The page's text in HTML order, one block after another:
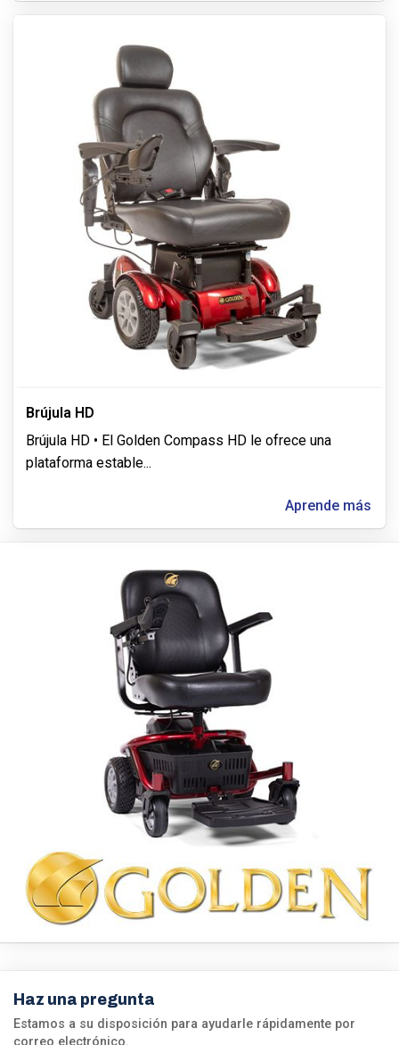
Brújula HD
Brújula HD • El Golden Compass HD le ofrece una
plataforma estable...
Aprende más
Haz una pregunta
Estamos a su disposición para ayudarle rápidamente por